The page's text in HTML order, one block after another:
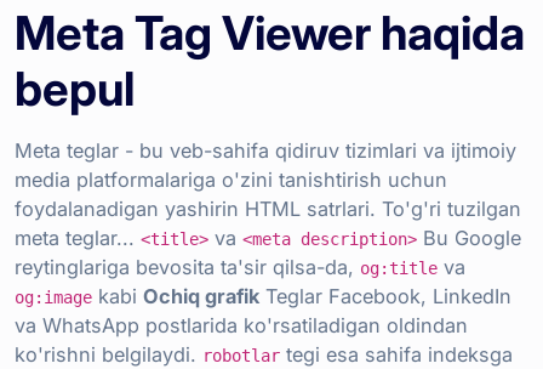
Meta Tag Viewer haqida
bepul
Meta teglar - bu veb-sahifa qidiruv tizimlari va ijtimoiy
media platformalariga o'zini tanishtirish uchun
foydalanadigan yashirin HTML satrlari. To'g'ri tuzilgan
meta teglar... <title> va <meta description> Bu Google
reytinglariga bevosita ta'sir qilsa-da, og:title va
og:image kabi Ochiq grafik Teglar Facebook, LinkedIn
va WhatsApp postlarida ko'rsatiladigan oldindan
ko'rishni belgilaydi. robotlar tegi esa sahifa indeksga